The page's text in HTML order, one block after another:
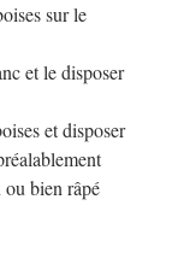
sur le
et le disposer
et disposer
ou bien râpé